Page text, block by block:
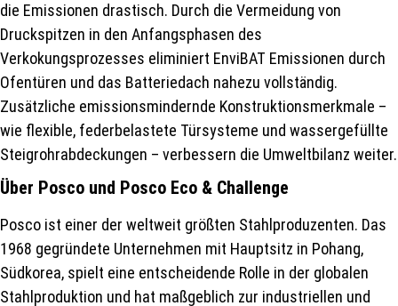
die Emissionen drastisch. Durch die Vermeidung von
Druckspitzen in den Anfangsphasen des
Verkokungsprozesses eliminiert EnviBAT Emissionen durch
Ofentüren und das Batteriedach nahezu vollständig.
Zusätzliche emissionsmindernde Konstruktionsmerkmale –
wie flexible, federbelastete Türsysteme und wassergefüllte
Steigrohrabdeckungen – verbessern die Umweltbilanz weiter.
Über Posco und Posco Eco & Challenge
Posco ist einer der weltweit größten Stahlproduzenten. Das
1968 gegründete Unternehmen mit Hauptsitz in Pohang,
Südkorea, spielt eine entscheidende Rolle in der globalen
Stahlproduktion und hat maßgeblich zur industriellen und